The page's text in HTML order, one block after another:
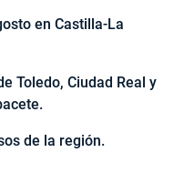
en Castilla-La
Toledo, Ciudad Real y
de la región.